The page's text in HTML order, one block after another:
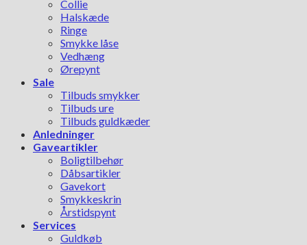
Collie
Halskæde
Ringe
Smykke låse
Vedhæng
Ørepynt
Sale
Tilbuds smykker
Tilbuds ure
Tilbuds guldkæder
Anledninger
Gaveartikler
Boligtilbehør
Dåbsartikler
Gavekort
Smykkeskrin
Årstidspynt
Services
Guldkøb